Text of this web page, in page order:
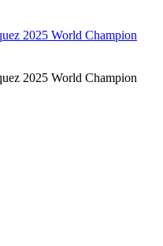
2025 World Champion
2025 World Champion